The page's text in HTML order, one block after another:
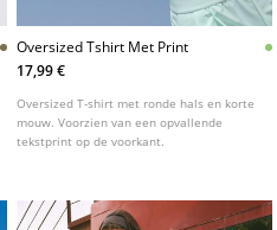
Oversized Tshirt Met Print
17,99 €
Oversized T-shirt met ronde hals en korte
mouw. Voorzien van een opvallende
tekstprint op de voorkant.